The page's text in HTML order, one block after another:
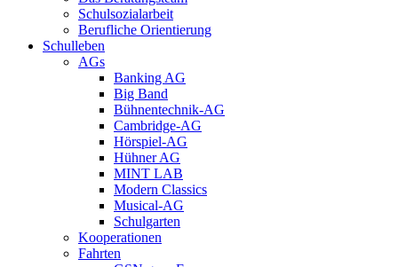
Schulsozialarbeit
Berufliche Orientierung
Schulleben
AGs
Banking AG
Big Band
Bühnentechnik-AG
Cambridge-AG
Hörspiel-AG
Hühner AG
MINT LAB
Modern Classics
Musical-AG
Schulgarten
Kooperationen
Fahrten